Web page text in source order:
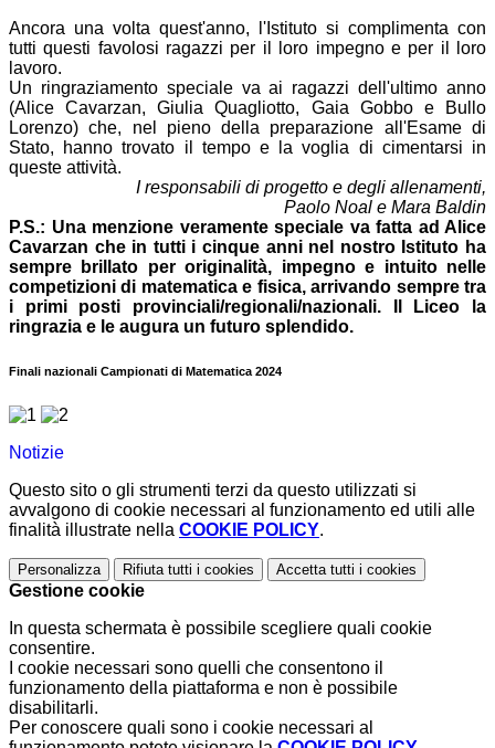
Ancora una volta quest'anno, l'Istituto si complimenta con
tutti questi favolosi ragazzi per il loro impegno e per il loro
lavoro.
Un ringraziamento speciale va ai ragazzi dell'ultimo anno
(Alice Cavarzan, Giulia Quagliotto, Gaia Gobbo e Bullo
Lorenzo) che, nel pieno della preparazione all'Esame di
Stato, hanno trovato il tempo e la voglia di cimentarsi in
queste attività.
I responsabili di progetto e degli allenamenti,
Paolo Noal e Mara Baldin
P.S.: Una menzione veramente speciale va fatta ad Alice
Cavarzan che in tutti i cinque anni nel nostro Istituto ha
sempre brillato per originalità, impegno e intuito nelle
competizioni di matematica e fisica, arrivando sempre tra
i primi posti provinciali/regionali/nazionali. Il Liceo la
ringrazia e le augura un futuro splendido.
Finali nazionali Campionati di Matematica 2024
Notizie
Questo sito o gli strumenti terzi da questo utilizzati si
avvalgono di cookie necessari al funzionamento ed utili alle
finalità illustrate nella COOKIE POLICY.
Personalizza Rifiuta tutti i cookies Accetta tutti i cookies
Gestione cookie
In questa schermata è possibile scegliere quali cookie
consentire.
I cookie necessari sono quelli che consentono il
funzionamento della piattaforma e non è possibile
disabilitarli.
Per conoscere quali sono i cookie necessari al